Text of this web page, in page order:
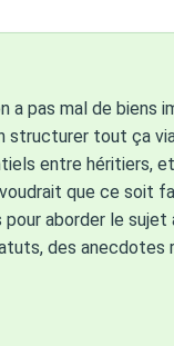
a pas mal de biens
structurer tout ça
entre héritiers,
que ce soit
aborder le
des anecdotes